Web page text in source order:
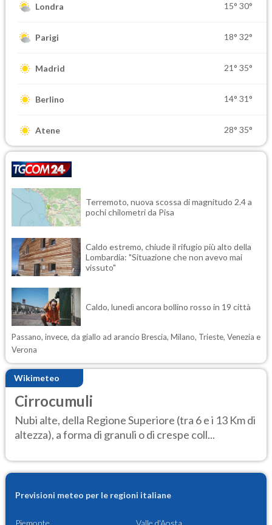
Londra 15° 30°
Parigi 18° 32°
Madrid 21° 35°
Berlino 14° 31°
Atene 28° 35°
Terremoto, nuova scossa di magnitudo 2.4 a
pochi chilometri da Pisa
Caldo estremo, chiude il rifugio più alto della
Lombardia: "Situazione che non avevo mai
vissuto"
Caldo, lunedì ancora bollino rosso in 19 città
Passano, invece, da giallo ad arancio Brescia, Milano, Trieste, Venezia e
Verona
Wikimeteo
Cirrocumuli
Nubi alte, della Regione Superiore (tra 6 e i 13 Km di
altezza), a forma di granuli o di crespe coll...
Previsioni meteo per le regioni italiane
Piemonte Valle d'Aosta